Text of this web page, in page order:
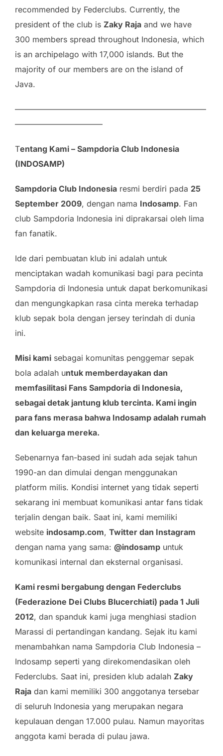
recommended by Federclubs. Currently, the
president of the club is Zaky Raja and we have
300 members spread throughout Indonesia, which
is an archipelago with 17,000 islands. But the
majority of our members are on the island of
Java.
————————————————————————
———————————
Tentang Kami – Sampdoria Club Indonesia
(INDOSAMP)
Sampdoria Club Indonesia resmi berdiri pada 25
September 2009, dengan nama Indosamp. Fan
club Sampdoria Indonesia ini diprakarsai oleh lima
fan fanatik.
Ide dari pembuatan klub ini adalah untuk
menciptakan wadah komunikasi bagi para pecinta
Sampdoria di Indonesia untuk dapat berkomunikasi
dan mengungkapkan rasa cinta mereka terhadap
klub sepak bola dengan jersey terindah di dunia
ini.
Misi kami sebagai komunitas penggemar sepak
bola adalah untuk memberdayakan dan
memfasilitasi Fans Sampdoria di Indonesia,
sebagai detak jantung klub tercinta. Kami ingin
para fans merasa bahwa Indosamp adalah rumah
dan keluarga mereka.
Sebenarnya fan-based ini sudah ada sejak tahun
1990-an dan dimulai dengan menggunakan
platform milis. Kondisi internet yang tidak seperti
sekarang ini membuat komunikasi antar fans tidak
terjalin dengan baik. Saat ini, kami memiliki
website indosamp.com, Twitter dan Instagram
dengan nama yang sama: @indosamp untuk
komunikasi internal dan eksternal organisasi.
Kami resmi bergabung dengan Federclubs
(Federazione Dei Clubs Blucerchiati) pada 1 Juli
2012, dan spanduk kami juga menghiasi stadion
Marassi di pertandingan kandang. Sejak itu kami
menambahkan nama Sampdoria Club Indonesia –
Indosamp seperti yang direkomendasikan oleh
Federclubs. Saat ini, presiden klub adalah Zaky
Raja dan kami memiliki 300 anggotanya tersebar
di seluruh Indonesia yang merupakan negara
kepulauan dengan 17.000 pulau. Namun mayoritas
anggota kami berada di pulau jawa.